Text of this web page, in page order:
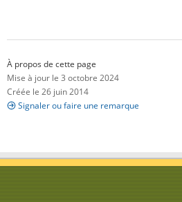
À propos de cette page
Mise à jour le 3 octobre 2024
Créée le 26 juin 2014
Signaler ou faire une remarque